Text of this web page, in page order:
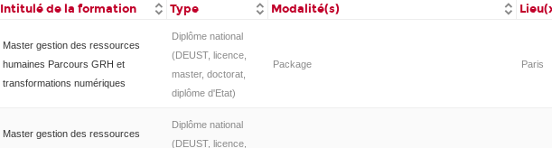
Intitulé de la formation Type Modalité(s)
Master gestion des ressources
humaines Parcours GRH et
transformations numériques
Diplôme national
(DEUST, licence,
master, doctorat,
diplôme d'Etat)
Package Paris
Master gestion des ressources
Diplôme national
(DEUST, licence,